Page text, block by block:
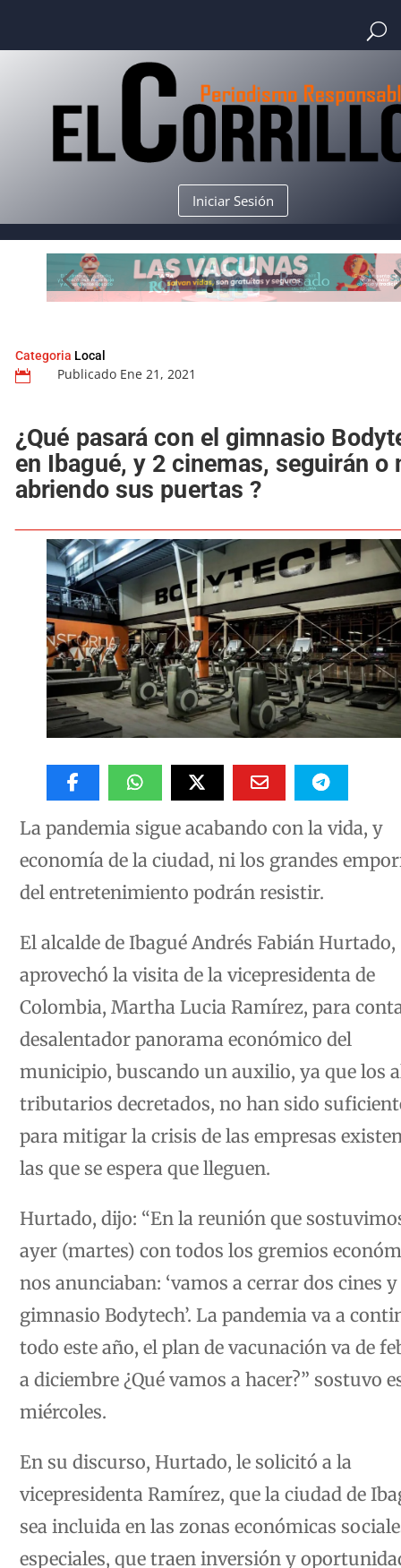
Iniciar Sesión
 Publicado Ene 21, 2021
¿Qué pasará con el gimnasio
en Ibagué, y 2 cinemas, seguirán o
abriendo sus puertas ?
La pandemia sigue acabando con la vida, y
economía de la ciudad, ni los grandes
del entretenimiento podrán resistir.
El alcalde de Ibagué Andrés Fabián Hurtado,
aprovechó la visita de la vicepresidenta de
Colombia, Martha Lucia Ramírez, para
desalentador panorama económico del
municipio, buscando un auxilio, ya que los
tributarios decretados, no han sido
para mitigar la crisis de las empresas
las que se espera que lleguen.
Hurtado, dijo: “En la reunión que
ayer (martes) con todos los gremios
nos anunciaban: ‘vamos a cerrar dos cines
gimnasio Bodytech’. La pandemia va a
todo este año, el plan de vacunación va de
a diciembre ¿Qué vamos a hacer?” sostuvo
miércoles.
En su discurso, Hurtado, le solicitó a la
vicepresidenta Ramírez, que la ciudad de
sea incluida en las zonas económicas
especiales, que traen inversión y